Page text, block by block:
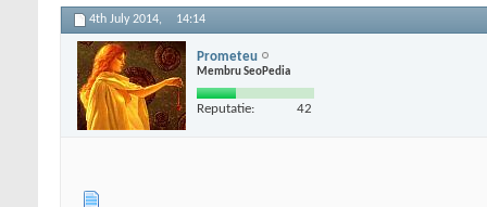
4th July 2014, 14:14
Prometeu
Membru SeoPedia
Reputatie: 42